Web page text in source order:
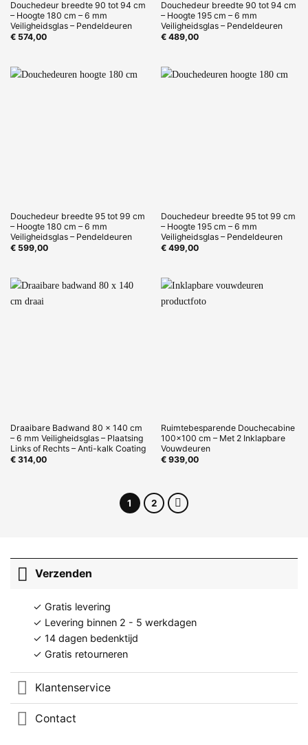
Douchedeur breedte 90 tot 94 cm
– Hoogte 180 cm – 6 mm
Veiligheidsglas – Pendeldeuren
€574,00
Douchedeur breedte 90 tot 94 cm
– Hoogte 195 cm – 6 mm
Veiligheidsglas – Pendeldeuren
€489,00
Douchedeur breedte 95 tot 99 cm
– Hoogte 180 cm – 6 mm
Veiligheidsglas – Pendeldeuren
€599,00
Douchedeur breedte 95 tot 99 cm
– Hoogte 195 cm – 6 mm
Veiligheidsglas – Pendeldeuren
€499,00
Draaibare Badwand 80 x 140 cm
– 6 mm Veiligheidsglas – Plaatsing
Links of Rechts – Anti-kalk Coating
€314,00
Ruimtebesparende Douchecabine
100×100 cm – Met 2 Inklapbare
Vouwdeuren
€939,00
1 2
Verzenden
✓ Gratis levering
✓ Levering binnen 2 - 5 werkdagen
✓ 14 dagen bedenktijd
✓ Gratis retourneren
Klantenservice
Contact